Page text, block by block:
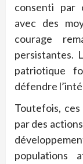
consenti par
avec des
courage
persistantes.
patriotique
défendre
Toutefois,
par des
populations